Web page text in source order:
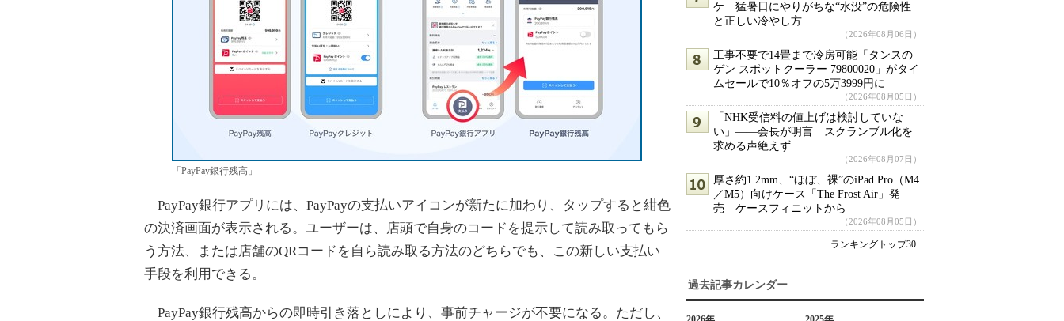
「PayPay銀行残高」
PayPay銀行アプリには、PayPayの支払いアイコンが新たに加わり、タップすると紺色
の決済画面が表示される。ユーザーは、店頭で自身のコードを提示して読み取ってもら
う方法、または店舗のQRコードを自ら読み取る方法のどちらでも、この新しい支払い
手段を利用できる。
PayPay銀行残高からの即時引き落としにより、事前チャージが不要になる。ただし、
ケ 猛暑日にやりがちな“水没”の危険性
と正しい冷やし方
（2026年08月06日）
工事不要で14畳まで冷房可能「タンスの
ゲン スポットクーラー 79800020」がタイ
ムセールで10％オフの5万3999円に
（2026年08月05日）
「NHK受信料の値上げは検討していな
い」――会長が明言 スクランブル化を
求める声絶えず
（2026年08月07日）
厚さ約1.2mm、“ほぼ、裸”のiPad Pro（M4
／M5）向けケース「The Frost Air」発
売 ケースフィニットから
（2026年08月05日）
ランキングトップ30
過去記事カレンダー